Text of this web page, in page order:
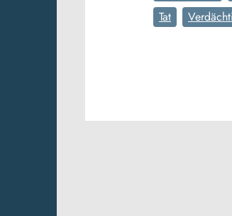
Tat